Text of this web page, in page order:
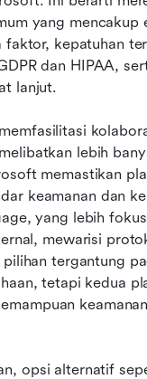
yang mencakup
faktor, kepatuhan
dan HIPAA,
lanjut.
lebih
memastikan
keamanan dan
yang lebih
mewarisi
pilihan tergantung
tetapi kedua
opsi alternatif